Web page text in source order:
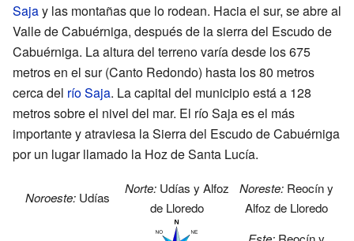
Sajay las montañas que lo rodean. Hacia el sur, se abre al
Valle de Cabuérniga, después de la sierra del Escudo de
Cabuérniga. La altura del terreno varía desde los 675
metros en el sur (Canto Redondo) hasta los 80 metros
cerca del río Saja. La capital del municipio está a 128
metros sobre el nivel del mar. El río Saja es el más
importante y atraviesa la Sierra del Escudo de Cabuérniga
por un lugar llamado la Hoz de Santa Lucía.
Noroeste:Udías
Norte:Udías y Alfoz
de Lloredo
Noreste: Reocín y
Alfoz de Lloredo